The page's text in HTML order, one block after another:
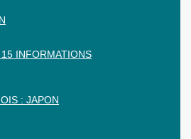
INFORMATIONS
: JAPON